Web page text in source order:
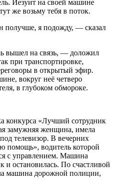
Иезуит на своей машине
же возьму тебя в поток.
получше, я подожду, — сказал
вышел на связь, — доложил
при транспортировке,
в открытый эфир.
вокруг неё четверо
в глубоком обмороке.
конкурса «Лучший сотрудник
замужняя женщина, имела
телевизор. В вечерних
помощь», водитель которой
с управлением. Машина
и остановилась. По счастливой
машина дорожной полиции,